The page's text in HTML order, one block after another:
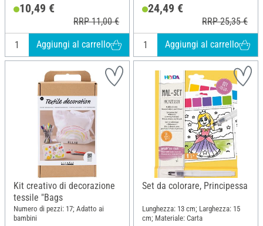
10,49 €
RRP 11,00 €
Aggiungi al carrello
24,49 €
RRP 25,35 €
Aggiungi al carrello
Kit creativo di decorazione
tessile "Bags
Numero di pezzi: 17; Adatto ai
bambini
Set da colorare, Principessa
Lunghezza: 13 cm; Larghezza: 15
cm; Materiale: Carta